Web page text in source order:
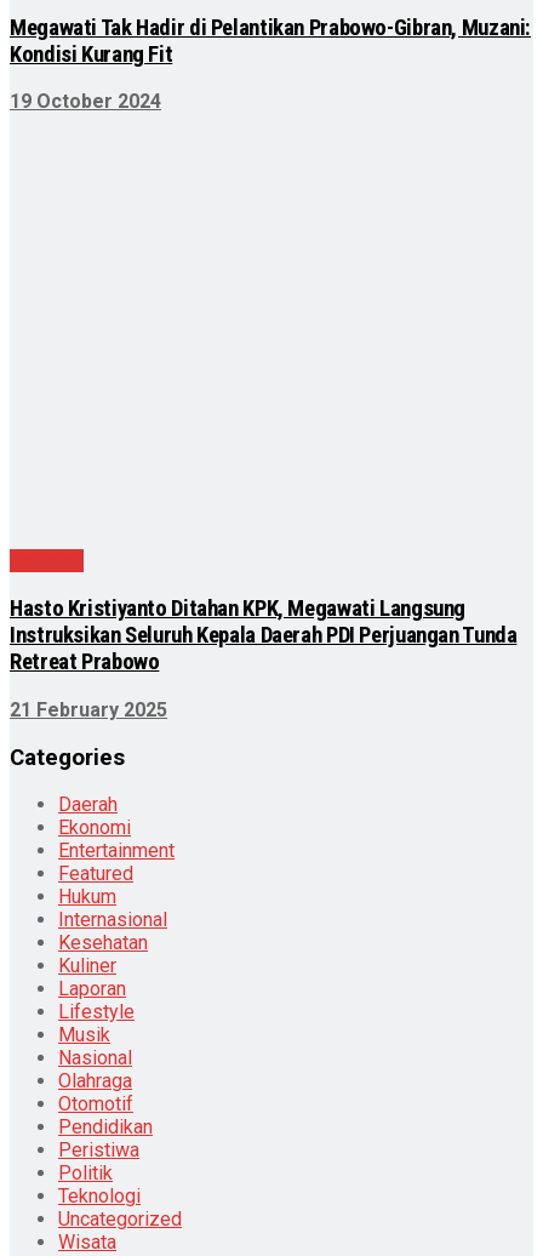
Megawati Tak Hadir di Pelantikan Prabowo-Gibran, Muzani:
Kondisi Kurang Fit
19 October 2024
Hasto Kristiyanto Ditahan KPK, Megawati Langsung
Instruksikan Seluruh Kepala Daerah PDI Perjuangan Tunda
Retreat Prabowo
21 February 2025
Categories
Daerah
Ekonomi
Entertainment
Featured
Hukum
Internasional
Kesehatan
Kuliner
Laporan
Lifestyle
Musik
Nasional
Olahraga
Otomotif
Pendidikan
Peristiwa
Politik
Teknologi
Uncategorized
Wisata